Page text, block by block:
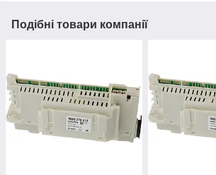
Подібні товари компанії